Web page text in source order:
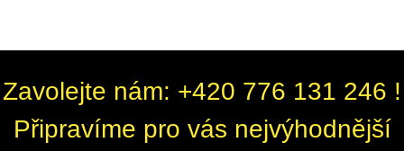
Zavolejte nám: +420 776 131 246 !
Připravíme pro vás nejvýhodnější